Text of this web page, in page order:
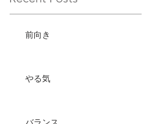
前向き
やる気